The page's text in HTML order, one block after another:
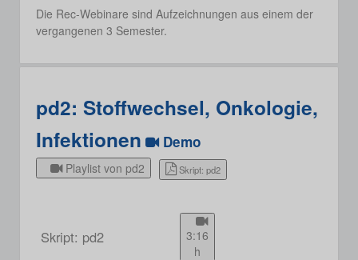
Die Rec-Webinare sind Aufzeichnungen aus einem der
vergangenen 3 Semester.
pd2: Stoffwechsel, Onkologie,
Infektionen
Demo
Playlist von pd2 Skript: pd2
Skript: pd2
3:16
h